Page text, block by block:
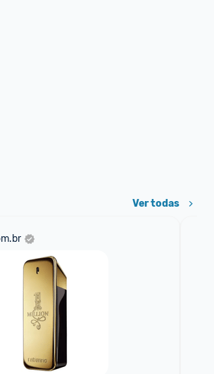
Ver todas